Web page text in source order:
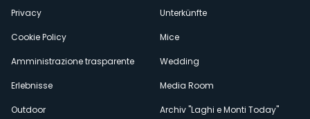
Privacy
Cookie Policy
Amministrazione trasparente
Erlebnisse
Outdoor
Unterkünfte
Mice
Wedding
Media Room
Archiv "Laghi e Monti Today"